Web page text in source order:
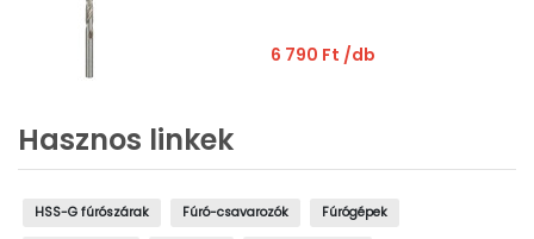
6 790 Ft /db
Hasznos linkek
HSS-G fúrószárak Fúró-csavarozók Fúrógépek